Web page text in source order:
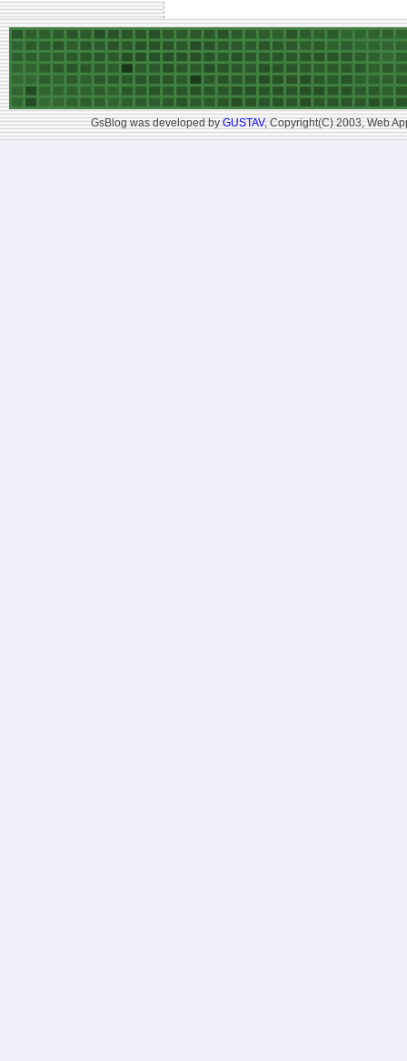
GsBlog was developed byGUSTAV, Copyright(C) 2003, Web